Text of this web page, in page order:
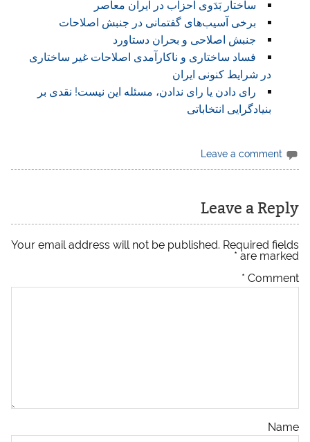
ساختار بَدَوی احزاب در ایران معاصر
برخی آسیب‌های گفتمانی در جنبش اصلاحات
جنبش اصلاحی و بحران دستاورد
فساد ساختاری و ناکارآمدی اصلاحات غیر ساختاری
در شرایط کنونی ایران
رای دادن یا رای ندادن، مسئله این نیست! نقدی بر
بنیادگرایی انتخاباتی
Leave a comment
Leave a Reply
Your email address will not be published. Required fields
are marked
*
Comment
*
Name